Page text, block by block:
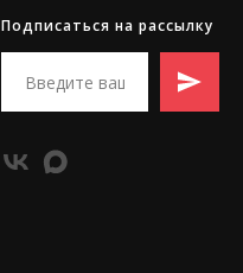
Подписаться на рассылку